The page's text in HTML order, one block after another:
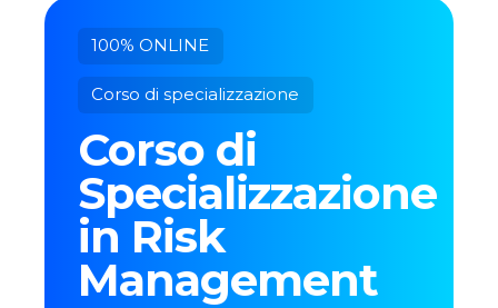
100% ONLINE
Corso di specializzazione
Corso di
Specializzazione
in Risk
Management